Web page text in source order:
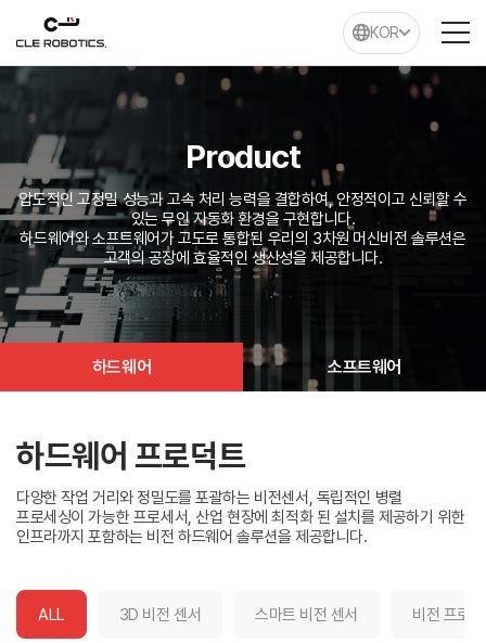
KOR
Product
압도적인 고정밀 성능과 고속 처리 능력을 결합하여, 안정적이고 신뢰할 수
있는 무인 자동화 환경을 구현합니다.
하드웨어와 소프트웨어가 고도로 통합된 우리의 3차원 머신비전 솔루션은
고객의 공장에 효율적인 생산성을 제공합니다.
하드웨어 소프트웨어
하드웨어 프로덕트
다양한 작업 거리와 정밀도를 포괄하는 비전센서, 독립적인 병렬
프로세싱이 가능한 프로세서, 산업 현장에 최적화 된 설치를 제공하기 위한
인프라까지 포함하는 비전 하드웨어 솔루션을 제공합니다.
ALL 3D 비전 센서 스마트 비전 센서 비전 프로